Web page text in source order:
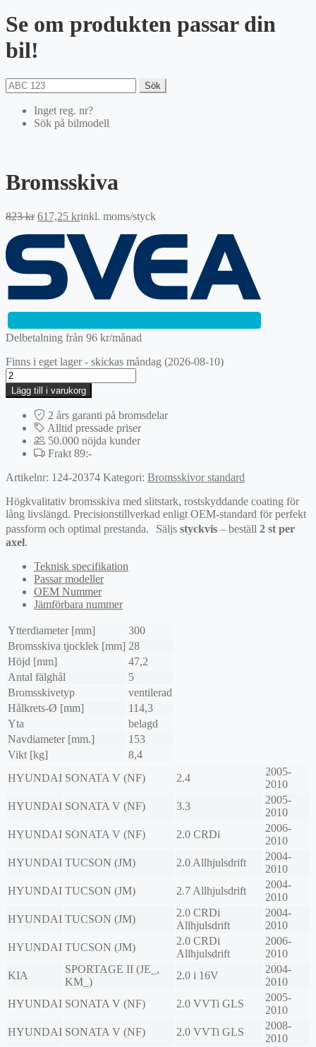
Se om produkten passar din
bil!
Sök
Inget reg. nr?
Sök på bilmodell
Bromsskiva
823kr Det
823 kr.
617,25 krDet
priset
är:
617,25 kr.
inkl. moms/styck
Delbetalning från 96 kr/månad
Finns i eget lager - skickas måndag (2026-08-10)
Bromsskiva
mängd
Lägg till i varukorg
2 års garanti på bromsdelar
Alltid pressade priser
50.000 nöjda kunder
Frakt 89:-
Artikelnr: 124-20374 Kategori: Bromsskivor standard
Högkvalitativ bromsskiva med slitstark, rostskyddande coating för
lång livslängd. Precisionstillverkad enligt OEM-standard för perfekt
passform och optimal prestanda. Säljs styckvis – beställ 2 st per
axel.
Teknisk specifikation
Passar modeller
OEM Nummer
Jämförbara nummer
Ytterdiameter [mm]
300
Bromsskiva tjocklek [mm] 28
Höjd [mm]
47,2
Antal fälghål
5
Bromsskivetyp
ventilerad
Hålkrets-Ø [mm]
114,3
Yta
belagd
Navdiameter [mm.]
153
Vikt [kg]
8,4
HYUNDAI SONATA V (NF) 2.4
2005-
2010
HYUNDAI SONATA V (NF) 3.3
2005-
2010
HYUNDAI SONATA V (NF) 2.0 CRDi
2006-
2010
HYUNDAI TUCSON (JM) 2.0 Allhjulsdrift
2004-
2010
HYUNDAI TUCSON (JM) 2.7 Allhjulsdrift
2004-
2010
HYUNDAI TUCSON (JM)
2.0 CRDi
Allhjulsdrift
2004-
2010
HYUNDAI TUCSON (JM)
2.0 CRDi
Allhjulsdrift
2006-
2010
KIA
SPORTAGE II (JE_,
KM_)
2.0 i 16V
2004-
2010
HYUNDAI SONATA V (NF) 2.0 VVTi GLS
2005-
2010
HYUNDAI SONATA V (NF) 2.0 VVTi GLS
2008-
2010